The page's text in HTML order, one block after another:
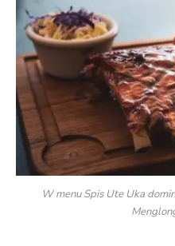
W menu Spis Ute Uka